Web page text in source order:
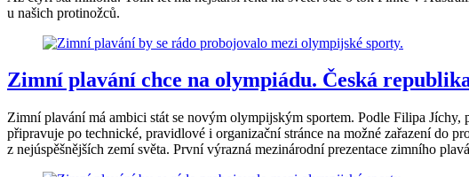
u našich protinožců.
Zimní plavání chce na olympiádu. Česká
Zimní plavání má ambici stát se novým olympijským sportem. Podle Filipa
připravuje po technické, pravidlové i organizační stránce na možné zařazení do
z nejúspěšnějších zemí světa. První výrazná mezinárodní prezentace zimního